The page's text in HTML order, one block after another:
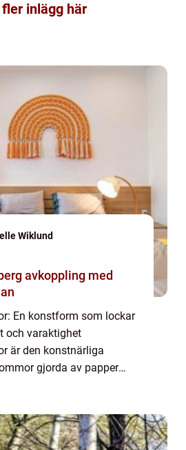
fler inlägg här
Wiklund
med
En konstform som lockar
och varaktighet
är den konstnärliga
gjorda av papper